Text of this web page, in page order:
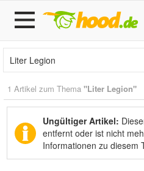
1 Artikel zum Thema "Liter Legion"
Ungültiger Artikel:
entfernt oder ist nicht
Informationen zu diesem